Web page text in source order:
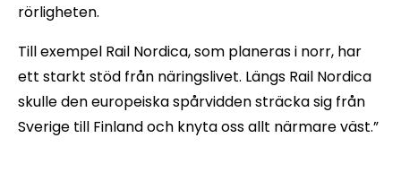
rörligheten.
Till exempel Rail Nordica, som planeras i norr, har
ett starkt stöd från näringslivet. Längs Rail Nordica
skulle den europeiska spårvidden sträcka sig från
Sverige till Finland och knyta oss allt närmare väst.”